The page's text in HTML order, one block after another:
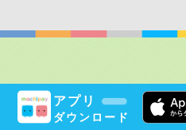
アプリ
ダウンロード